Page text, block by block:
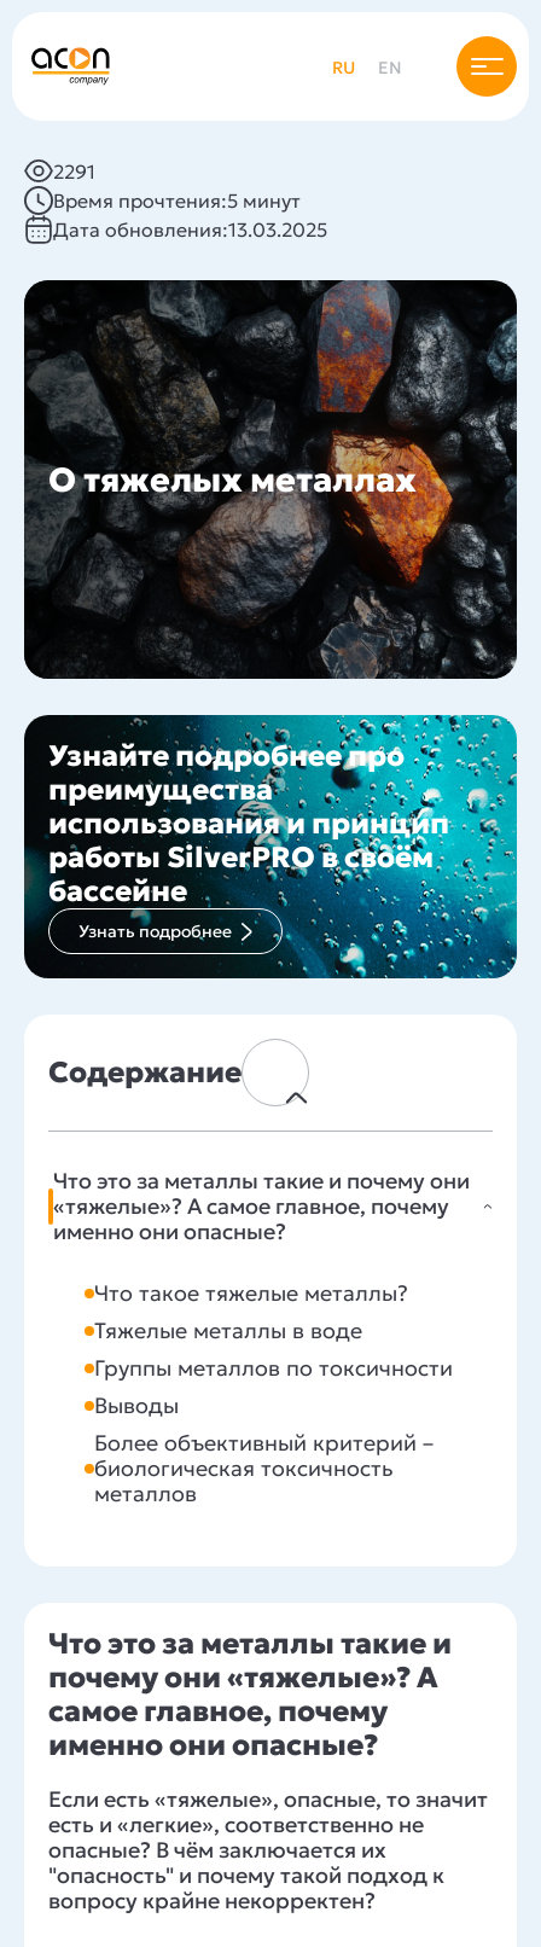
RU EN
2291
Время прочтения:5 минут
Дата обновления:13.03.2025
О тяжелых металлах
Узнайте подробнее про
преимущества
использования и принцип
работы SilverPRO в своём
бассейне
Узнать подробнее
Содержание
Что это за металлы такие и почему они
«тяжелые»? А самое главное, почему
именно они опасные?
Что такое тяжелые металлы?
Тяжелые металлы в воде
Группы металлов по токсичности
Выводы
Более объективный критерий –
биологическая токсичность
металлов
Что это за металлы такие и
почему они «тяжелые»? А
самое главное, почему
именно они опасные?
Если есть «тяжелые», опасные, то значит
есть и «легкие», соответственно не
опасные? В чём заключается их
"опасность" и почему такой подход к
вопросу крайне некорректен?